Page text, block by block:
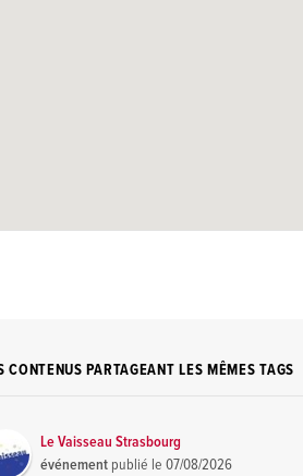
CONTENUS PARTAGEANT LES MÊMES TAGS
Le Vaisseau Strasbourg
événement publié le07/08/2026